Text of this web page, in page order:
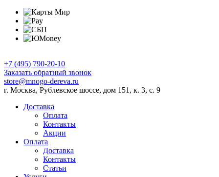
+7 (495) 790-20-10
Заказать обратный звонок
store@mnogo-dereva.ru
г. Москва, Рублевское шоссе, дом 151, к. 3, с. 9
Доставка
Оплата
Контакты
Акции
Оплата
Доставка
Контакты
Статьи